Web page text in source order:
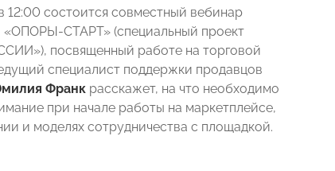
12:00 состоится совместный вебинар
«ОПОРЫ-СТАРТ» (специальный проект
посвященный работе на торговой
специалист поддержки продавцов
Франк расскажет, на что необходимо
при начале работы на маркетплейсе,
и моделях сотрудничества с площадкой.